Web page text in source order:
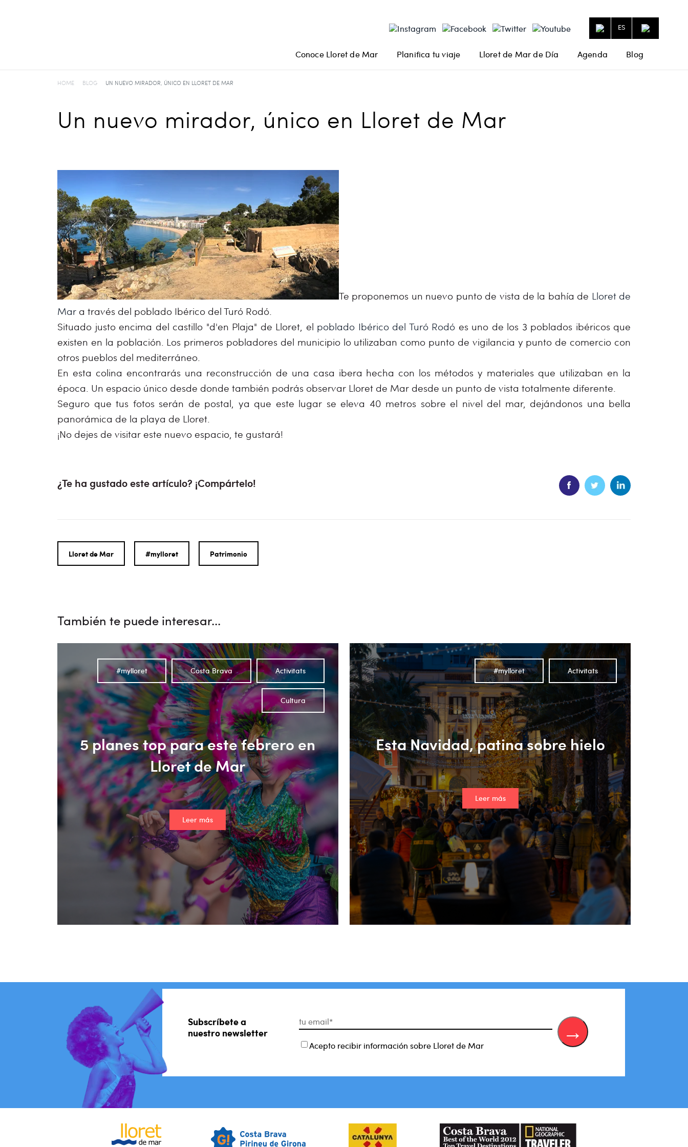
ES
Conoce Lloret de Mar Planifica tu viaje Lloret de Mar de Día Agenda Blog
HOME BLOG UN NUEVO MIRADOR, ÚNICO EN LLORET DE MAR
Un nuevo mirador, único en Lloret de Mar
Te proponemos un nuevo punto de vista de la bahía de Lloret de
Mar a través del poblado Ibérico del Turó Rodó.
Situado justo encima del castillo "d'en Plaja" de Lloret, el poblado Ibérico del Turó Rodó es uno de los 3 poblados ibéricos que
existen en la población. Los primeros pobladores del municipio lo utilizaban como punto de vigilancia y punto de comercio con
otros pueblos del mediterráneo.
En esta colina encontrarás una reconstrucción de una casa ibera hecha con los métodos y materiales que utilizaban en la
época. Un espacio único desde donde también podrás observar Lloret de Mar desde un punto de vista totalmente diferente.
Seguro que tus fotos serán de postal, ya que este lugar se eleva 40 metros sobre el nivel del mar, dejándonos una bella
panorámica de la playa de Lloret.
¡No dejes de visitar este nuevo espacio, te gustará!
¿Te ha gustado este artículo? ¡Compártelo!
Lloret de Mar #mylloret Patrimonio
También te puede interesar...
5 planes top para este febrero en
Lloret de Mar
Leer más
Activitats
Costa Brava
#mylloret
Cultura
Esta Navidad, patina sobre hielo
Leer más
Activitats
#mylloret
Subscríbete a
nuestro newsletter
Acepto recibir información sobre Lloret de Mar